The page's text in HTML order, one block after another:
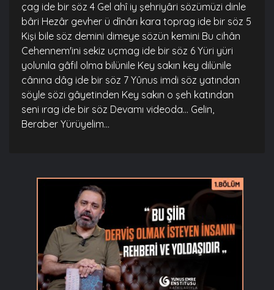
çag ide bir söz 4 Gel ahî iy şehriyâri sözümüzi dinle
bâri Hezâr gevher ü dînârı kara toprag ide bir söz 5
Kişi bile söz demini dimeye sözün kemini Bu cihân
Cehennem'ini sekiz uçmag ide bir söz 6 Yüri yüri
yolunıla gâfil olma bilünile Key sakın key dilünile
cânına dâg ide bir söz 7 Yûnus imdi söz yatından
söyle sözi gâyetinden Key sakın o şeh katından
seni ırag ide bir söz Devamı videoda... Gelin,
Beraber Yürüyelim...